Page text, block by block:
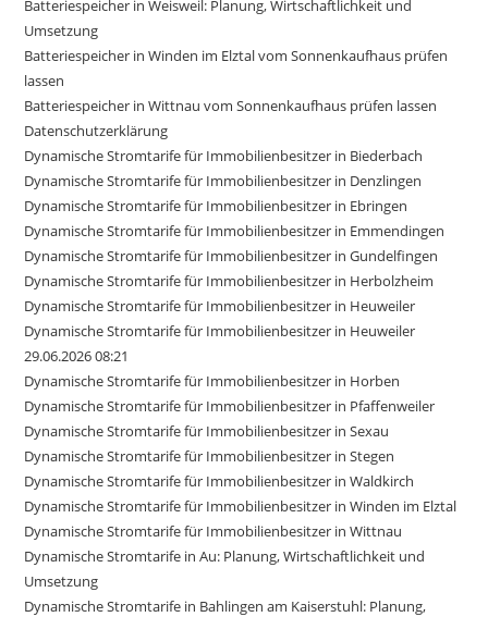
Batteriespeicher in Weisweil: Planung, Wirtschaftlichkeit und
Umsetzung
Batteriespeicher in Winden im Elztal vom Sonnenkaufhaus prüfen
lassen
Batteriespeicher in Wittnau vom Sonnenkaufhaus prüfen lassen
Datenschutzerklärung
Dynamische Stromtarife für Immobilienbesitzer in Biederbach
Dynamische Stromtarife für Immobilienbesitzer in Denzlingen
Dynamische Stromtarife für Immobilienbesitzer in Ebringen
Dynamische Stromtarife für Immobilienbesitzer in Emmendingen
Dynamische Stromtarife für Immobilienbesitzer in Gundelfingen
Dynamische Stromtarife für Immobilienbesitzer in Herbolzheim
Dynamische Stromtarife für Immobilienbesitzer in Heuweiler
Dynamische Stromtarife für Immobilienbesitzer in Heuweiler
29.06.2026 08:21
Dynamische Stromtarife für Immobilienbesitzer in Horben
Dynamische Stromtarife für Immobilienbesitzer in Pfaffenweiler
Dynamische Stromtarife für Immobilienbesitzer in Sexau
Dynamische Stromtarife für Immobilienbesitzer in Stegen
Dynamische Stromtarife für Immobilienbesitzer in Waldkirch
Dynamische Stromtarife für Immobilienbesitzer in Winden im Elztal
Dynamische Stromtarife für Immobilienbesitzer in Wittnau
Dynamische Stromtarife in Au: Planung, Wirtschaftlichkeit und
Umsetzung
Dynamische Stromtarife in Bahlingen am Kaiserstuhl: Planung,